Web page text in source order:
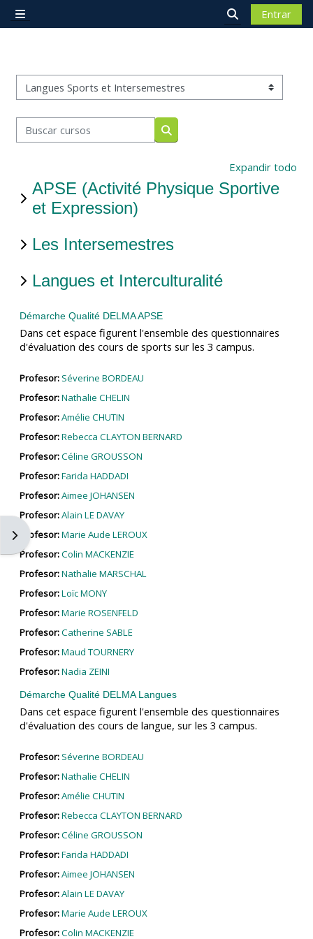
Salta al contenido principal
Panel lateral
Selector de
Entrar
Abrir cajón de bloques
Categorías
Buscar cursos
Buscar cursos
Expandir todo
APSE (Activité Physique Sportive
et Expression)
Les Intersemestres
Langues et Interculturalité
Démarche Qualité DELMA APSE
Dans cet espace figurent l'ensemble des questionnaires
d'évaluation des cours de sports sur les 3 campus.
Profesor: Séverine BORDEAU
Profesor:Nathalie CHELIN
Profesor:Amélie CHUTIN
Profesor:Rebecca CLAYTON BERNARD
Profesor:Céline GROUSSON
Profesor:Farida HADDADI
Profesor:Aimee JOHANSEN
Profesor:Alain LE DAVAY
Profesor:Marie Aude LEROUX
Profesor:Colin MACKENZIE
Profesor:Nathalie MARSCHAL
Profesor:Loïc MONY
Profesor:Marie ROSENFELD
Profesor:Catherine SABLE
Profesor:Maud TOURNERY
Profesor:Nadia ZEINI
Démarche Qualité DELMA Langues
Dans cet espace figurent l'ensemble des questionnaires
d'évaluation des cours de langue, sur les 3 campus.
Profesor: Séverine BORDEAU
Profesor:Nathalie CHELIN
Profesor:Amélie CHUTIN
Profesor:Rebecca CLAYTON BERNARD
Profesor:Céline GROUSSON
Profesor:Farida HADDADI
Profesor:Aimee JOHANSEN
Profesor:Alain LE DAVAY
Profesor:Marie Aude LEROUX
Profesor:Colin MACKENZIE